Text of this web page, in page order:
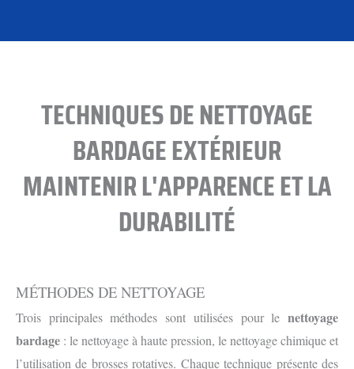
TECHNIQUES DE NETTOYAGE
BARDAGE EXTÉRIEUR
MAINTENIR L'APPARENCE ET LA
DURABILITÉ
MÉTHODES DE NETTOYAGE
Trois principales méthodes sont utilisées pour le nettoyage
bardage : le nettoyage à haute pression, le nettoyage chimique et
l’utilisation de brosses rotatives. Chaque technique présente des